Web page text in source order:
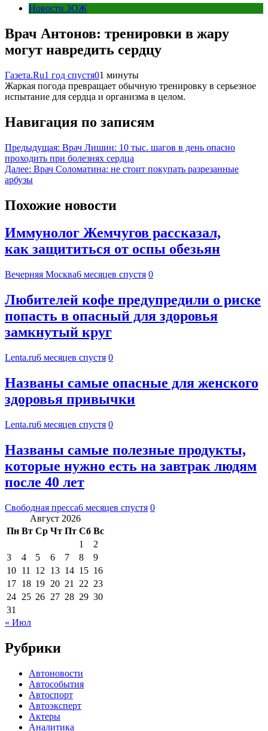
Новости ЗОЖ
Врач Антонов: тренировки в жару
могут навредить сердцу
Газета.Ru1 год спустя01 минуты
Жаркая погода превращает обычную тренировку в серьезное
испытание для сердца и организма в целом.
Навигация по записям
Предыдущая: Врач Лишин: 10 тыс. шагов в день опасно
проходить при болезнях сердца
Далее: Врач Соломатина: не стоит покупать разрезанные
арбузы
Похожие новости
Иммунолог Жемчугов рассказал,
как защититься от оспы обезьян
Вечерняя Москва6 месяцев спустя 0
Любителей кофе предупредили о риске
попасть в опасный для здоровья
замкнутый круг
Lenta.ru6 месяцев спустя 0
Названы самые опасные для женского
здоровья привычки
Lenta.ru6 месяцев спустя 0
Названы самые полезные продукты,
которые нужно есть на завтрак людям
после 40 лет
Свободная пресса6 месяцев спустя 0
Август 2026
Пн Вт Ср Чт Пт Сб Вс
1
2
3
4 5 6 7 8
9
10 11 12 13 14 15 16
17 18 19 20 21 22 23
24 25 26 27 28 29 30
31
« Июл
Рубрики
Автоновости
Автособытия
Автоспорт
Автоэксперт
Актеры
Аналитика